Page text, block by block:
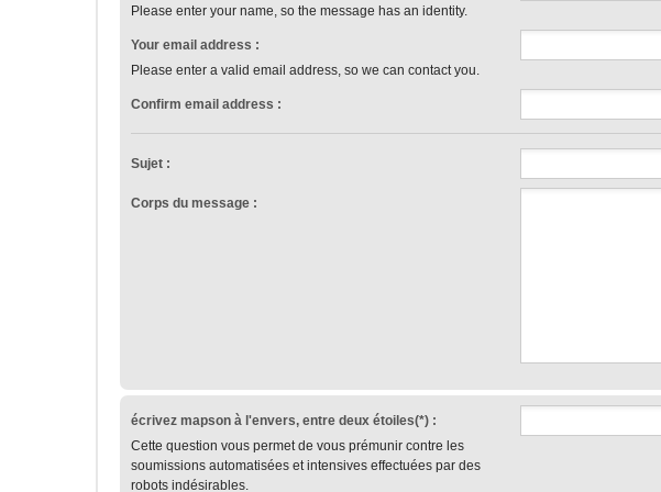
Please enter your name, so the message has an identity.
Your email address :
Please enter a valid email address, so we can contact you.
Confirm email address :
Sujet :
Corps du message :
écrivez mapson à l'envers, entre deux étoiles(*) :
Cette question vous permet de vous prémunir contre les
soumissions automatisées et intensives effectuées par des
robots indésirables.